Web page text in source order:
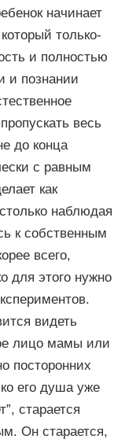
начинает
только-
и полностью
и познании
весь
до конца
с равным
как
наблюдая
к собственным
всего,
для этого нужно
видеть
лицо мамы или
посторонних
его душа уже
старается
Он старается,